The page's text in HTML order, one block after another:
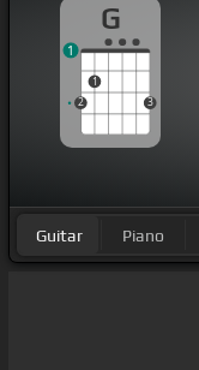
El que era para
un día tú fueras
G
2
1
3
1
Guitar Piano